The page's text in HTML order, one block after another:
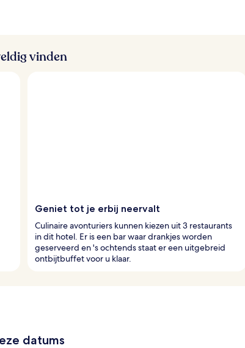
vinden
Geniet tot je erbij neervalt
Culinaire avonturiers kunnen kiezen uit 3 restaurants
in dit hotel. Er is een bar waar drankjes worden
geserveerd en 's ochtends staat er een uitgebreid
ontbijtbuffet voor u klaar.
datums